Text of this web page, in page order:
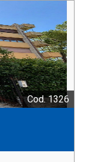
Cod. 1326